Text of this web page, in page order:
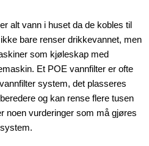
alt vann i huset da de kobles til
bare renser drikkevannet, men
som kjøleskap med
Et POE vannfilter er ofte
system, det plasseres
og kan rense flere tusen
noen vurderinger som må gjøres